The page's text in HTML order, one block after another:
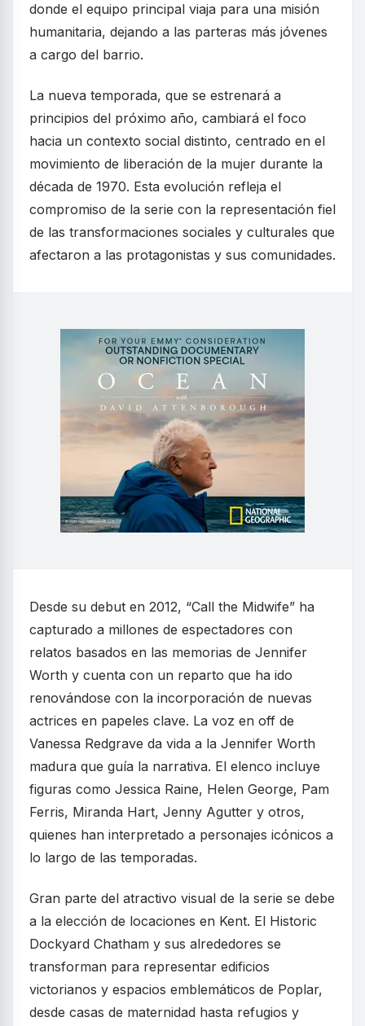
donde el equipo principal viaja para una misión
humanitaria, dejando a las parteras más jóvenes
a cargo del barrio.
La nueva temporada, que se estrenará a
principios del próximo año, cambiará el foco
hacia un contexto social distinto, centrado en el
movimiento de liberación de la mujer durante la
década de 1970. Esta evolución refleja el
compromiso de la serie con la representación fiel
de las transformaciones sociales y culturales que
afectaron a las protagonistas y sus comunidades.
Desde su debut en 2012, “Call the Midwife” ha
capturado a millones de espectadores con
relatos basados en las memorias de Jennifer
Worth y cuenta con un reparto que ha ido
renovándose con la incorporación de nuevas
actrices en papeles clave. La voz en off de
Vanessa Redgrave da vida a la Jennifer Worth
madura que guía la narrativa. El elenco incluye
figuras como Jessica Raine, Helen George, Pam
Ferris, Miranda Hart, Jenny Agutter y otros,
quienes han interpretado a personajes icónicos a
lo largo de las temporadas.
Gran parte del atractivo visual de la serie se debe
a la elección de locaciones en Kent. El Historic
Dockyard Chatham y sus alrededores se
transforman para representar edificios
victorianos y espacios emblemáticos de Poplar,
desde casas de maternidad hasta refugios y